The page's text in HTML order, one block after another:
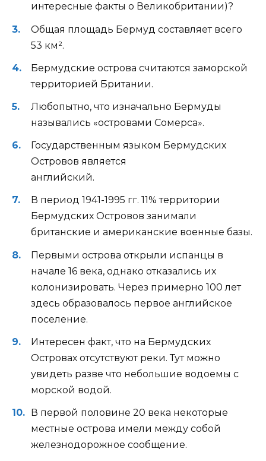
интересные факты о Великобритании)?
Общая площадь Бермуд составляет всего
53 км².
Бермудские острова считаются заморской
территорией Британии.
Любопытно, что изначально Бермуды
назывались «островами Сомерса».
Государственным языком Бермудских
Островов является
английский.
В период 1941-1995 гг. 11% территории
Бермудских Островов занимали
британские и американские военные базы.
Первыми острова открыли испанцы в
начале 16 века, однако отказались их
колонизировать. Через примерно 100 лет
здесь образовалось первое английское
поселение.
Интересен факт, что на Бермудских
Островах отсутствуют реки. Тут можно
увидеть разве что небольшие водоемы с
морской водой.
В первой половине 20 века некоторые
местные острова имели между собой
железнодорожное сообщение.